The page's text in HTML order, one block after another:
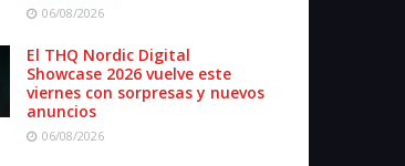
06/08/2026
El THQ Nordic Digital
Showcase 2026 vuelve este
viernes con sorpresas y nuevos
anuncios
06/08/2026